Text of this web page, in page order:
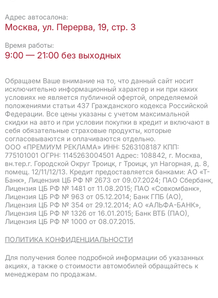
Адрес автосалона:
Москва, ул. Перерва, 19, стр. 3
Время работы:
9:00 — 21:00 без выходных
Обращаем Ваше внимание на то, что данный сайт носит
исключительно информационный характер и ни при каких
условиях не является публичной офертой, определяемой
положениями статьи 437 Гражданского кодекса Российской
Федерации. Все цены указаны с учетом максимальной
скидки на авто и при условии покупки в кредит и включают в
себя обязательные страховые продукты, которые
согласовываются и оплачиваются отдельно.
ООО «ПРЕМИУМ РЕКЛАМА» ИНН: 5263108187 КПП:
775101001 ОГРН: 1145263004501 Адрес: 108842, г. Москва,
вн.тер.г. Городской Округ Троицк, г Троицк, ул Нагорная, д. 8,
помещ. 12/11/12/13. Кредит предоставляется банками: АО «Т-
Банк», Лицензия ЦБ РФ № 2673 от 09.07.2024; ПАО Сбербанк,
Лицензия ЦБ РФ № 1481 от 11.08.2015; ПАО «Совкомбанк»,
Лицензия ЦБ РФ № 963 от 05.12.2014; Банк ГПБ (АО),
Лицензия ЦБ РФ № 354 от 29.12.2014; АО «АЛЬФА-БАНК»,
Лицензия ЦБ РФ № 1326 от 16.01.2015; Банк ВТБ (ПАО),
Лицензия ЦБ РФ № 1000 от 08.07.2015.
ПОЛИТИКА КОНФИДЕНЦИАЛЬНОСТИ
Для получения более подробной информации об указанных
акциях, а также о стоимости автомобилей обращайтесь к
менеджерам по продажам.